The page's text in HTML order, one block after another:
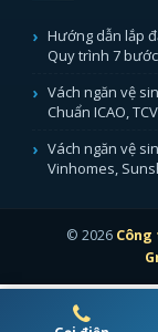
Hướng dẫn lắp
Quy trình 7
Vách ngăn vệ
Chuẩn ICAO,
Vách ngăn vệ
Vinhomes,
© 2026